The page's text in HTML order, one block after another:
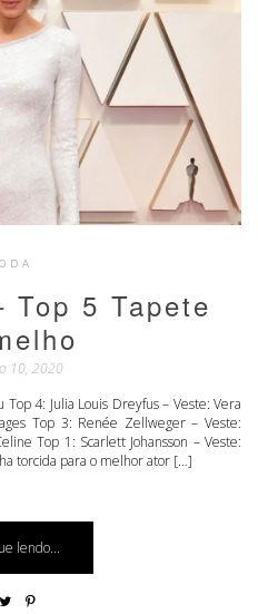
Top 5 Tapete
10, 2020
Top 4: Julia Louis Dreyfus – Veste: Vera
Top 3: Renée Zellweger – Veste:
Top 1: Scarlett Johansson – Veste:
torcida para o melhor ator […]
lendo...